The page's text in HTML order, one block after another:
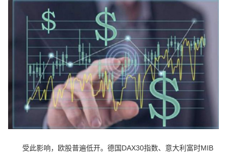
受此影响，欧股普遍低开。德国DAX30指数、意大利富时MIB